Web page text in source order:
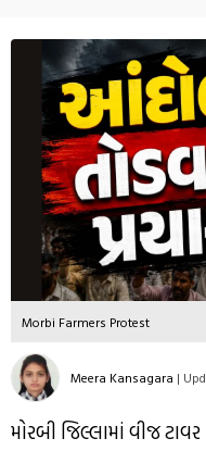
Morbi Farmers Protest
Meera Kansagara |
મોરબી જિલ્લામાં વીજ